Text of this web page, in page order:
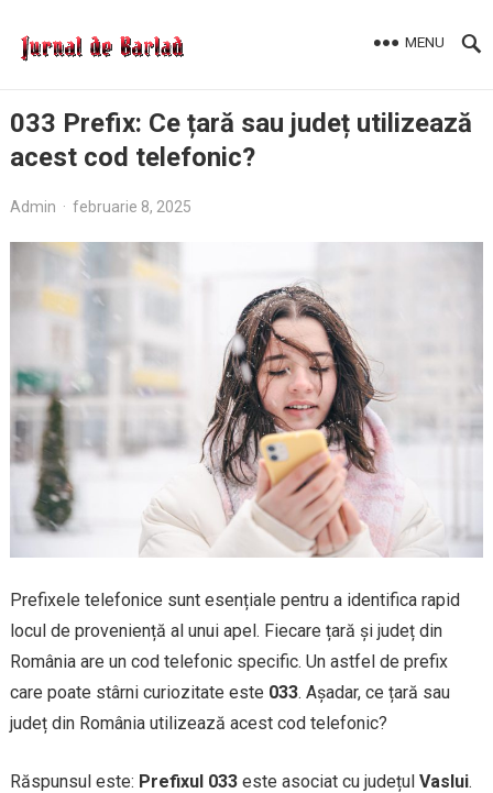
MENU
033 Prefix: Ce țară sau județ utilizează
acest cod telefonic?
Admin · februarie 8, 2025
Prefixele telefonice sunt esențiale pentru a identifica rapid
locul de proveniență al unui apel. Fiecare țară și județ din
România are un cod telefonic specific. Un astfel de prefix
care poate stârni curiozitate este 033. Așadar, ce țară sau
județ din România utilizează acest cod telefonic?
Răspunsul este: Prefixul 033este asociat cu județul Vaslui.